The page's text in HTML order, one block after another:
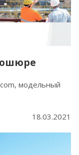
модельный
18.03.2021